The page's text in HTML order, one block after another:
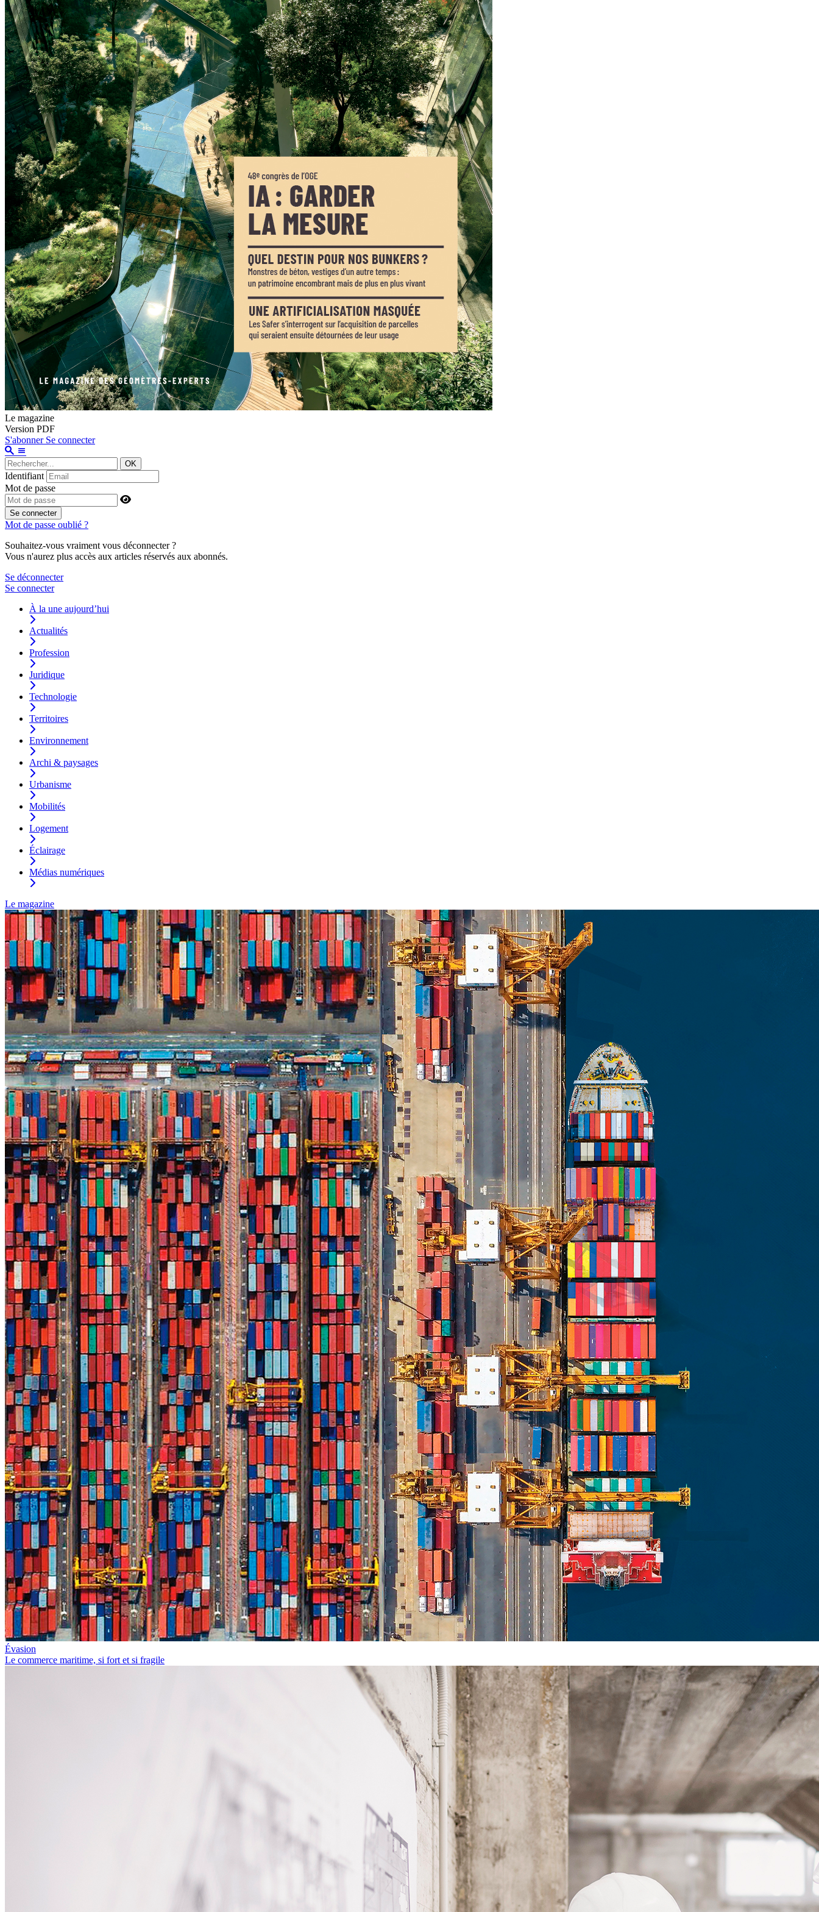
Le magazine
Version PDF
S'abonner Se connecter
OK
Identifiant
Mot de passe
Se connecter
Mot de passe oublié ?
Souhaitez-vous vraiment vous déconnecter ?
Vous n'aurez plus accès aux articles réservés aux abonnés.
Se déconnecter
Se connecter
À la une aujourd’hui
Actualités
Profession
Juridique
Technologie
Territoires
Environnement
Archi & paysages
Urbanisme
Mobilités
Logement
Éclairage
Médias numériques
Le magazine
Évasion
Le commerce maritime, si fort et si fragile